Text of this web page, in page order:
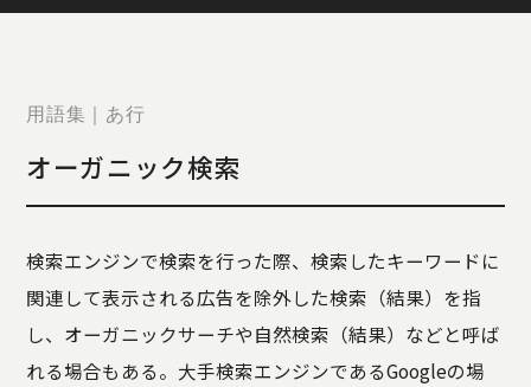
COMPANY
JOURNAL
CONTACT
US
PRIVACY
POLICY
SECURITY
POLICY
用語集｜あ行
オーガニック検索
検索エンジンで検索を行った際、検索したキーワードに
関連して表示される広告を除外した検索（結果）を指
し、オーガニックサーチや自然検索（結果）などと呼ば
れる場合もある。大手検索エンジンであるGoogleの場